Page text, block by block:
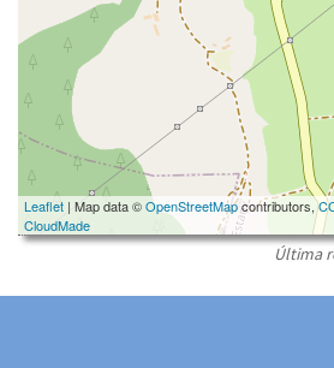
Leaflet | Map data ©OpenStreetMapcontributors,
CloudMade
Última